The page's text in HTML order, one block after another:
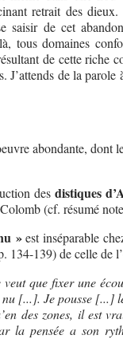
retrait des dieux.
saisir de cet
tous domaines
de cette riche
J’attends de la
abondante, dont
des distiques
(cf. résumé
»est inséparable
134-139) de celle de
veut que fixer une
[...]. Je pousse [...]
des zones, il est
la pensée a son